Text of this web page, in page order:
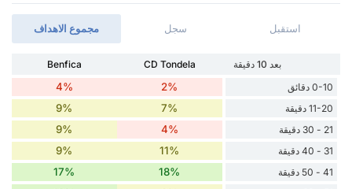
مجموع الاهداف سجل استقبل
بعد 10 دقيقة CD Tondela
Benfica
0-10 دقائق
2%
4%
11-20 دقيقة 7%
9%
21 - 30 دقيقة 4%
9%
31 - 40 دقيقة 11%
9%
41 - 50 دقيقة 18%
17%